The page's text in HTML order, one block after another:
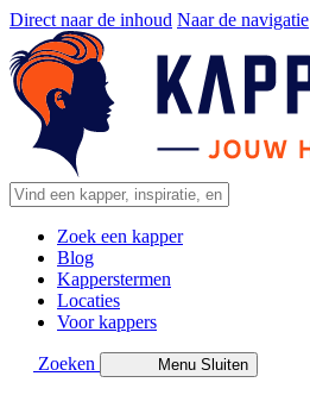
Direct naar de inhoud Naar de navigatie
Zoek een kapper
Blog
Kapperstermen
Locaties
Voor kappers
Zoeken Menu Sluiten